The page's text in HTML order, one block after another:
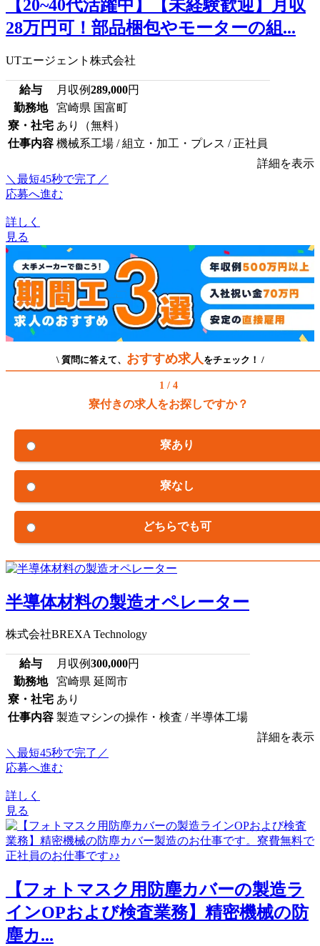
【20~40代活躍中】【未経験歓迎】月収
28万円可！部品梱包やモーターの組...
UTエージェント株式会社
給与 月収例289,000円
勤務地
宮崎県 国富町
寮・社宅 あり（無料）
仕事内容 機械系工場 / 組立・加工・プレス / 正社員
詳細を表示
＼最短45秒で完了／
応募へ進む
詳しく
見る
\ 質問に答えて、 おすすめ求人 をチェック！ /
1 / 4
寮付きの求人をお探しですか？
寮あり
寮なし
どちらでも可
半導体材料の製造オペレーター
株式会社BREXA Technology
給与 月収例300,000円
勤務地
宮崎県 延岡市
寮・社宅 あり
仕事内容 製造マシンの操作・検査 / 半導体工場
詳細を表示
＼最短45秒で完了／
応募へ進む
詳しく
見る
【フォトマスク用防塵カバーの製造ラ
インOPおよび検査業務】精密機械の防
塵カ...